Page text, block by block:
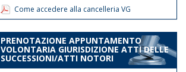
Come accedere alla cancelleria VG
PRENOTAZIONE APPUNTAMENTO
VOLONTARIA GIURISDIZIONE ATTI DELLE
SUCCESSIONI/ATTI NOTORI